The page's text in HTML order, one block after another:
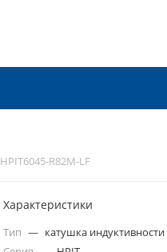
HPIT6045-R82M-LF
Характеристики
Тип — катушка индуктивности